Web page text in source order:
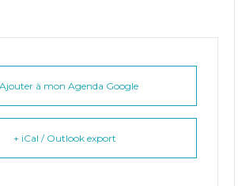
à mon Agenda Google
+ iCal / Outlook export